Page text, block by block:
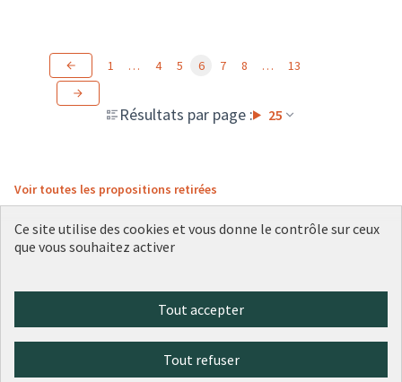
Résultats par page : 25
1 … 4 5 6 7 8 … 13
Voir toutes les propositions retirées
(Lien externe)
(Lien externe)
(Lien externe)
(Lien externe)
(Lien externe)
Ce site utilise des cookies et vous donne le contrôle sur ceux
que vous souhaitez activer
Tout accepter
Tout refuser